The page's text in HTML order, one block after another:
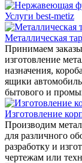
Услуги best-metiz
Металлическая
Принимаем
изготовление
назначения,
ящики
бытового и
Изготовление
Производим
для различного
разработку и
чертежам или